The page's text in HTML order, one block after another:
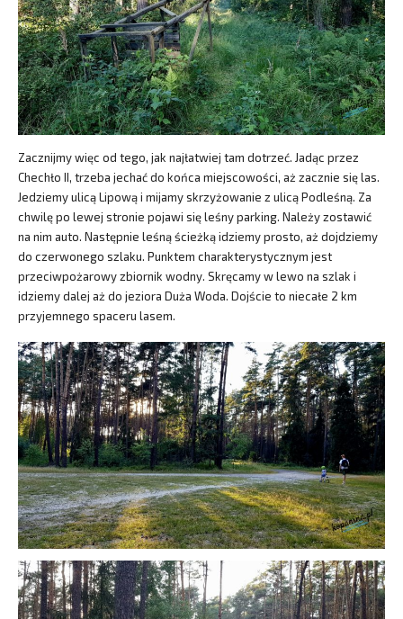
Zacznijmy więc od tego, jak najłatwiej tam dotrzeć. Jadąc przez
Chechło II, trzeba jechać do końca miejscowości, aż zacznie się las.
Jedziemy ulicą Lipową i mijamy skrzyżowanie z ulicą Podleśną. Za
chwilę po lewej stronie pojawi się leśny parking. Należy zostawić
na nim auto. Następnie leśną ścieżką idziemy prosto, aż dojdziemy
do czerwonego szlaku. Punktem charakterystycznym jest
przeciwpożarowy zbiornik wodny. Skręcamy w lewo na szlak i
idziemy dalej aż do jeziora Duża Woda. Dojście to niecałe 2 km
przyjemnego spaceru lasem.